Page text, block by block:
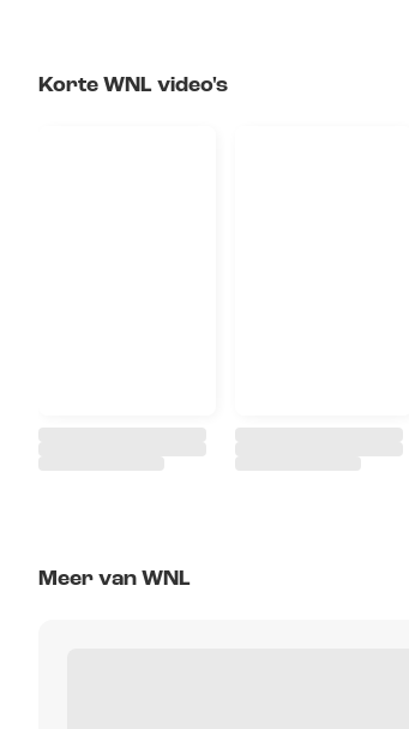
Korte WNL video's
Meer van WNL